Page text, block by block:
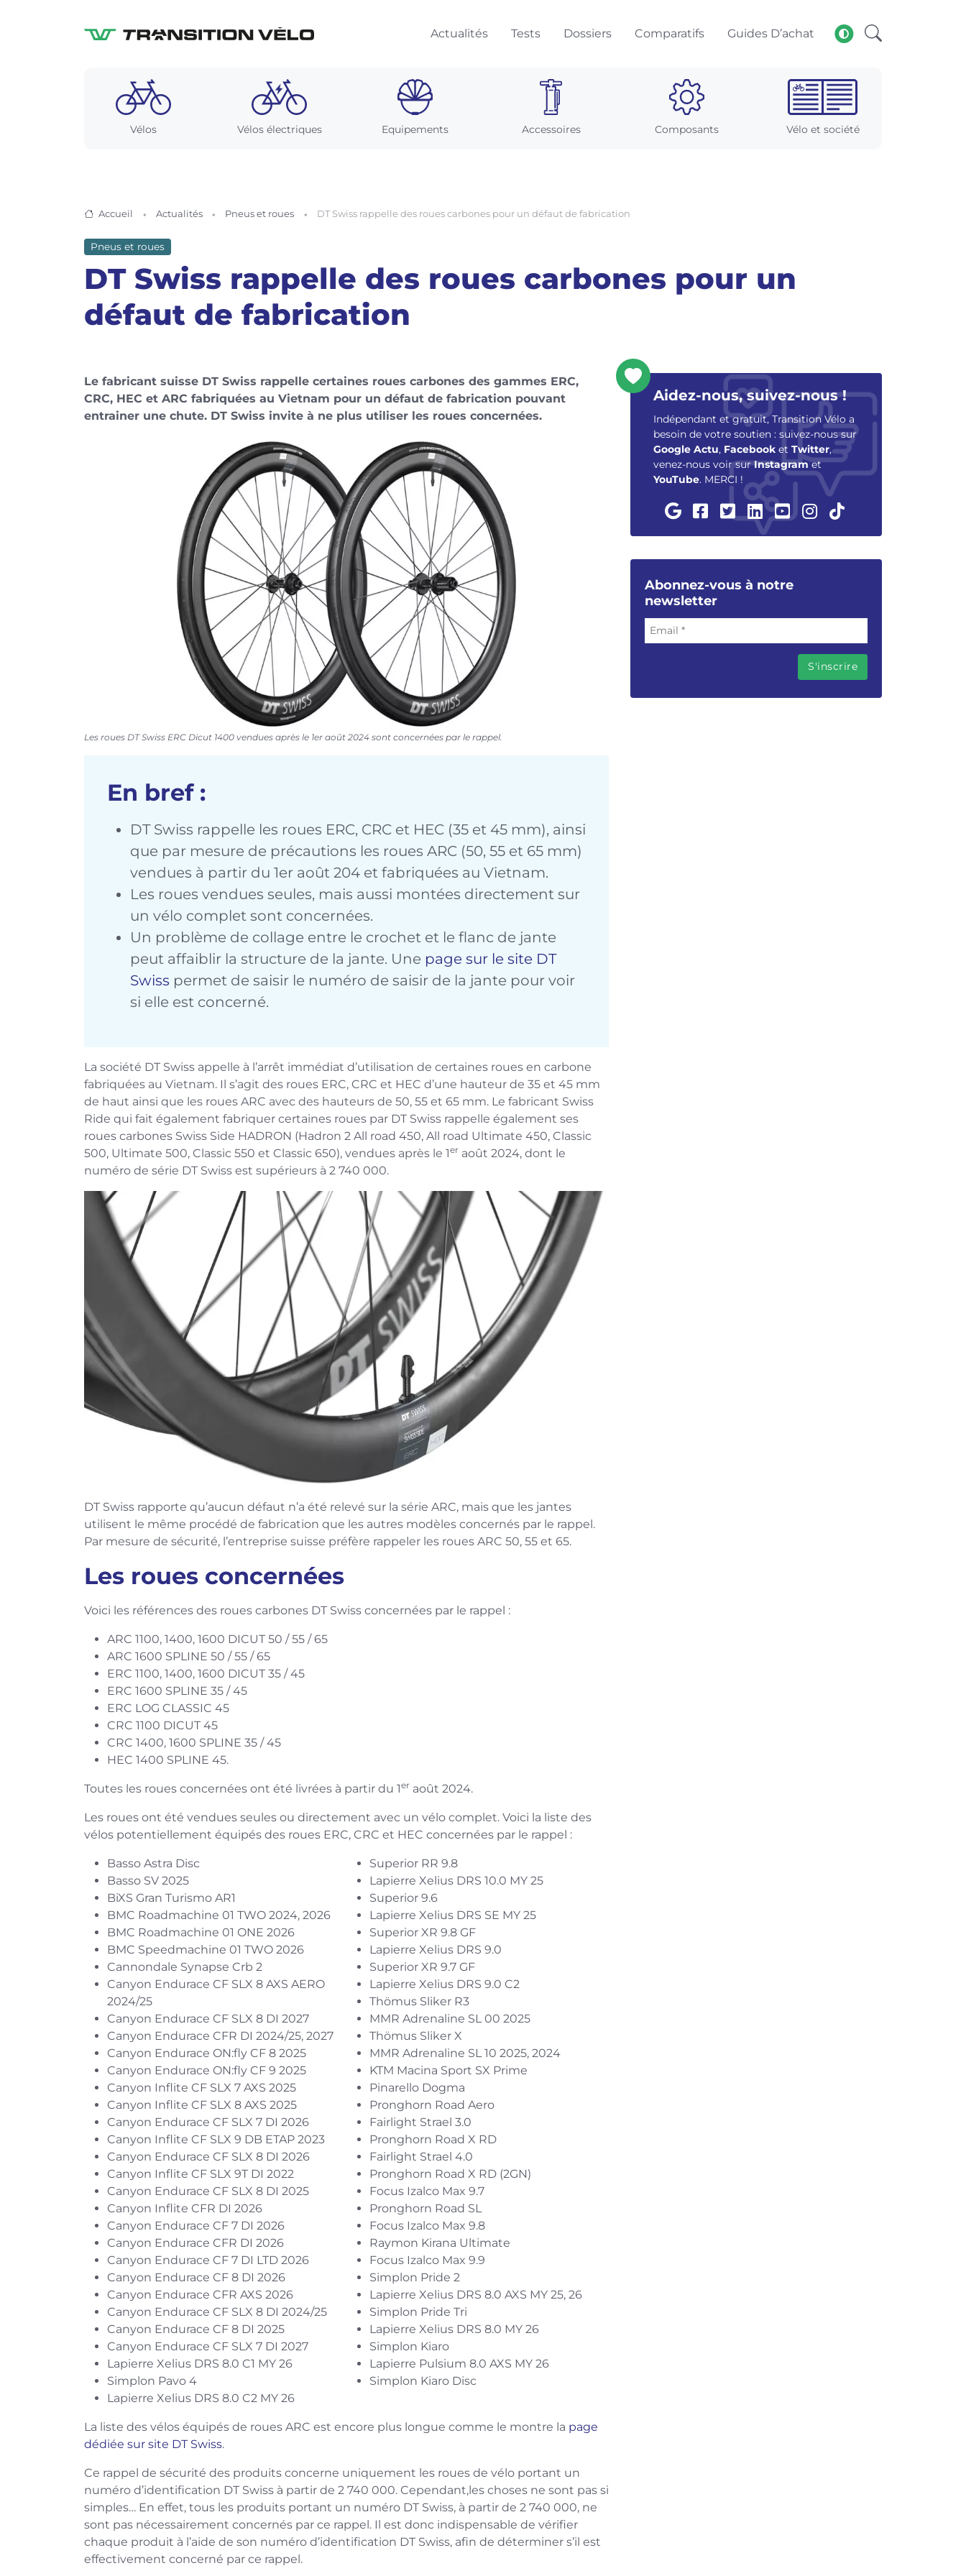
Actualités Tests Dossiers Comparatifs Guides D’achat
Vélos Vélos électriques Equipements Accessoires Composants Vélo et société
Accueil Actualités Pneus et roues DT Swiss rappelle des roues carbones pour un défaut de fabrication
Pneus et roues
DT Swiss rappelle des roues carbones pour un
défaut de fabrication
Le fabricant suisse DT Swiss rappelle certaines roues carbones des gammes ERC,
CRC, HEC et ARC fabriquées au Vietnam pour un défaut de fabrication pouvant
entrainer une chute. DT Swiss invite à ne plus utiliser les roues concernées.
Les roues DT Swiss ERC Dicut 1400 vendues après le 1er août 2024 sont concernées par le rappel.
En bref :
DT Swiss rappelle les roues ERC, CRC et HEC (35 et 45 mm), ainsi
que par mesure de précautions les roues ARC (50, 55 et 65 mm)
vendues à partir du 1er août 204 et fabriquées au Vietnam.
Les roues vendues seules, mais aussi montées directement sur
un vélo complet sont concernées.
Un problème de collage entre le crochet et le flanc de jante
peut affaiblir la structure de la jante. Une page sur le site DT
Swiss permet de saisir le numéro de saisir de la jante pour voir
si elle est concerné.
La société DT Swiss appelle à l’arrêt immédiat d’utilisation de certaines roues en carbone
fabriquées au Vietnam. Il s’agit des roues ERC, CRC et HEC d’une hauteur de 35 et 45 mm
de haut ainsi que les roues ARC avec des hauteurs de 50, 55 et 65 mm. Le fabricant Swiss
Ride qui fait également fabriquer certaines roues par DT Swiss rappelle également ses
roues carbones Swiss Side HADRON (Hadron 2 All road 450, All road Ultimate 450, Classic
500, Ultimate 500, Classic 550 et Classic 650), vendues après le 1er août 2024, dont le
numéro de série DT Swiss est supérieurs à 2 740 000.
DT Swiss rapporte qu’aucun défaut n’a été relevé sur la série ARC, mais que les jantes
utilisent le même procédé de fabrication que les autres modèles concernés par le rappel.
Par mesure de sécurité, l’entreprise suisse préfère rappeler les roues ARC 50, 55 et 65.
Les roues concernées
Voici les références des roues carbones DT Swiss concernées par le rappel :
ARC 1100, 1400, 1600 DICUT 50 / 55 / 65
ARC 1600 SPLINE 50 / 55 / 65
ERC 1100, 1400, 1600 DICUT 35 / 45
ERC 1600 SPLINE 35 / 45
ERC LOG CLASSIC 45
CRC 1100 DICUT 45
CRC 1400, 1600 SPLINE 35 / 45
HEC 1400 SPLINE 45.
Toutes les roues concernées ont été livrées à partir du 1er août 2024.
Les roues ont été vendues seules ou directement avec un vélo complet. Voici la liste des
vélos potentiellement équipés des roues ERC, CRC et HEC concernées par le rappel :
Basso Astra Disc
Basso SV 2025
BiXS Gran Turismo AR1
BMC Roadmachine 01 TWO 2024, 2026
BMC Roadmachine 01 ONE 2026
BMC Speedmachine 01 TWO 2026
Cannondale Synapse Crb 2
Canyon Endurace CF SLX 8 AXS AERO
2024/25
Canyon Endurace CF SLX 8 DI 2027
Canyon Endurace CFR DI 2024/25, 2027
Canyon Endurace ON:fly CF 8 2025
Canyon Endurace ON:fly CF 9 2025
Canyon Inflite CF SLX 7 AXS 2025
Canyon Inflite CF SLX 8 AXS 2025
Canyon Endurace CF SLX 7 DI 2026
Canyon Inflite CF SLX 9 DB ETAP 2023
Canyon Endurace CF SLX 8 DI 2026
Canyon Inflite CF SLX 9T DI 2022
Canyon Endurace CF SLX 8 DI 2025
Canyon Inflite CFR DI 2026
Canyon Endurace CF 7 DI 2026
Canyon Endurace CFR DI 2026
Canyon Endurace CF 7 DI LTD 2026
Canyon Endurace CF 8 DI 2026
Canyon Endurace CFR AXS 2026
Canyon Endurace CF SLX 8 DI 2024/25
Canyon Endurace CF 8 DI 2025
Canyon Endurace CF SLX 7 DI 2027
Lapierre Xelius DRS 8.0 C1 MY 26
Simplon Pavo 4
Lapierre Xelius DRS 8.0 C2 MY 26
Superior RR 9.8
Lapierre Xelius DRS 10.0 MY 25
Superior 9.6
Lapierre Xelius DRS SE MY 25
Superior XR 9.8 GF
Lapierre Xelius DRS 9.0
Superior XR 9.7 GF
Lapierre Xelius DRS 9.0 C2
Thömus Sliker R3
MMR Adrenaline SL 00 2025
Thömus Sliker X
MMR Adrenaline SL 10 2025, 2024
KTM Macina Sport SX Prime
Pinarello Dogma
Pronghorn Road Aero
Fairlight Strael 3.0
Pronghorn Road X RD
Fairlight Strael 4.0
Pronghorn Road X RD (2GN)
Focus Izalco Max 9.7
Pronghorn Road SL
Focus Izalco Max 9.8
Raymon Kirana Ultimate
Focus Izalco Max 9.9
Simplon Pride 2
Lapierre Xelius DRS 8.0 AXS MY 25, 26
Simplon Pride Tri
Lapierre Xelius DRS 8.0 MY 26
Simplon Kiaro
Lapierre Pulsium 8.0 AXS MY 26
Simplon Kiaro Disc
La liste des vélos équipés de roues ARC est encore plus longue comme le montre la page
dédiée sur site DT Swiss.
Ce rappel de sécurité des produits concerne uniquement les roues de vélo portant un
numéro d’identification DT Swiss à partir de 2 740 000. Cependant,les choses ne sont pas si
simples… En effet, tous les produits portant un numéro DT Swiss, à partir de 2 740 000, ne
sont pas nécessairement concernés par ce rappel. Il est donc indispensable de vérifier
chaque produit à l’aide de son numéro d’identification DT Swiss, afin de déterminer s’il est
effectivement concerné par ce rappel.
Aidez-nous, suivez-nous !
Indépendant et gratuit, Transition Vélo a
besoin de votre soutien : suivez-nous sur
Google Actu, Facebook et Twitter,
venez-nous voir surInstagramet
YouTube. MERCI !
Abonnez-vous à notre
newsletter